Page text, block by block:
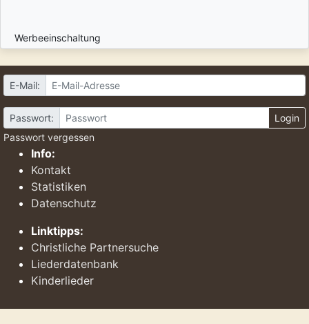
Werbeeinschaltung
E-Mail:
Passwort:
Login
Passwort vergessen
Info:
Kontakt
Statistiken
Datenschutz
Linktipps:
Christliche Partnersuche
Liederdatenbank
Kinderlieder